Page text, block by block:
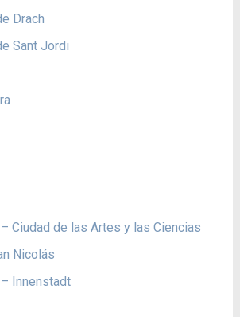
Drach
Sant Jordi
Ciudad de las Artes y las Ciencias
Nicolás
Innenstadt